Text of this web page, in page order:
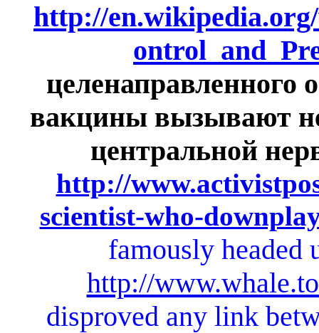
http://
целенаправленного
вакцины вызывают
центральной
http://
scientist-who-
famously headed
http://
disproved any link